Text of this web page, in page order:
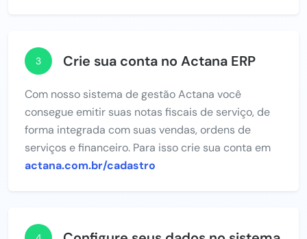
3 Crie sua conta no Actana ERP
Com nosso sistema de gestão Actana você
consegue emitir suas notas fiscais de serviço, de
forma integrada com suas vendas, ordens de
serviços e financeiro. Para isso crie sua conta em
actana.com.br/cadastro